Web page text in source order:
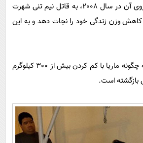
سلامت
سفر و تفریح
سیاست خارجی
فرهنگ و هنر
علم و دانش
اخبار کریپتو
سرگرمی
مجله تصویری سلاح
فیلم
ورزش
خواندنی ها و دیدنی ها
آموزش زبان
خود با نشستن سهوی روی آن در سال 2008، به قاتل نیم تنی شهرت
وزن زندگی خود را نجات دهد و به این
تصاویر نشان میدهد که چگونه ماریا با کم کردن بیش از 300 کیلوگرم
بازگشته است.